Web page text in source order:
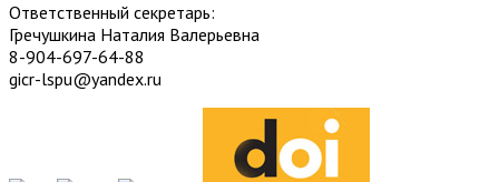
Ответственный секретарь:
Гречушкина Наталия Валерьевна
8-904-697-64-88
gicr-lspu@yandex.ru